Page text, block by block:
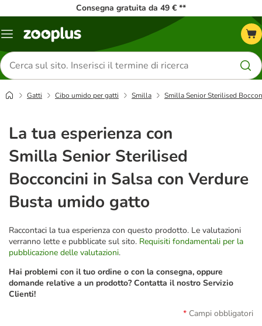
Consegna gratuita da 49 € **
Overview
Cerca
prodotti
Gatti Cibo umido per gatti Smilla Smilla Senior Sterilised
La tua esperienza con
Smilla Senior Sterilised
Bocconcini in Salsa con Verdure
Busta umido gatto
Raccontaci la tua esperienza con questo prodotto. Le valutazioni
verranno lette e pubblicate sul sito. Requisiti fondamentali per la
pubblicazione delle valutazioni.
Hai problemi con il tuo ordine o con la consegna, oppure
domande relative a un prodotto? Contatta il nostro Servizio
Clienti!
Campi obbligatori